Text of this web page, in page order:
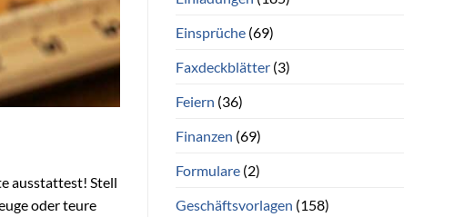
ausstattest! Stell
oder teure
Einsprüche(69)
Faxdeckblätter(3)
Feiern (36)
Finanzen (69)
Formulare(2)
Geschäftsvorlagen (158)